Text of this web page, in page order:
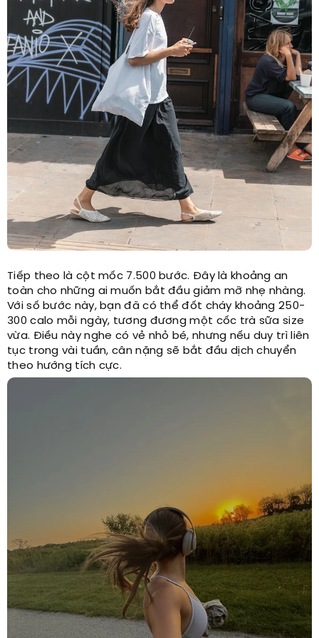
Tiếp theo là cột mốc 7.500 bước. Đây là khoảng an
toàn cho những ai muốn bắt đầu giảm mỡ nhẹ nhàng.
Với số bước này, bạn đã có thể đốt cháy khoảng 250-
300 calo mỗi ngày, tương đương một cốc trà sữa size
vừa. Điều này nghe có vẻ nhỏ bé, nhưng nếu duy trì liên
tục trong vài tuần, cân nặng sẽ bắt đầu dịch chuyển
theo hướng tích cực.